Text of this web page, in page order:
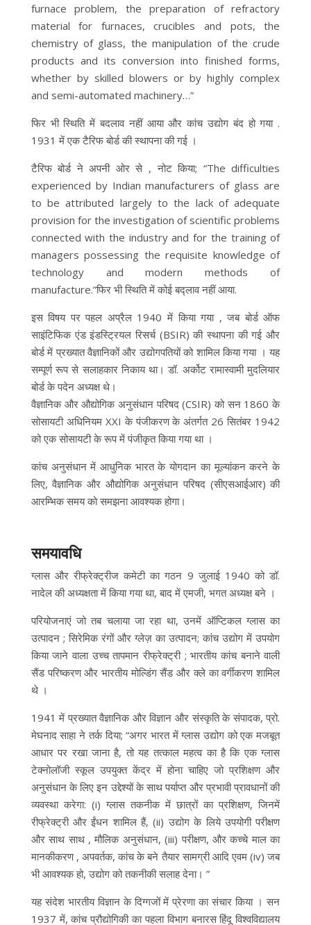
furnace problem, the preparation of refractory
material for furnaces, crucibles and pots, the
chemistry of glass, the manipulation of the crude
products and its conversion into finished forms,
whether by skilled blowers or by highly complex
and semi-automated machinery…”
फिर भी स्थिति में बदलाव नहीं आया और कांच उद्योग बंद हो गया .
1931 में एक टैरिफ बोर्ड की स्थापना की गई ।
टैरिफ बोर्ड ने अपनी ओर से , नोट किया; “The difficulties
experienced by Indian manufacturers of glass are
to be attributed largely to the lack of adequate
provision for the investigation of scientific problems
connected with the industry and for the training of
managers possessing the requisite knowledge of
technology and modern methods of
manufacture.”फिर भी स्थिति में कोई बद्लाव नहीं आया.
इस विषय पर पहल अप्रैल 1940 में किया गया , जब बोर्ड ऑफ
साइंटिफिक एंड इंडस्ट्रियल रिसर्च (BSIR) की स्थापना की गई और
बोर्ड में प्रख्यात वैज्ञानिकों और उद्योगपतियों को शामिल किया गया । यह
सम्पूर्ण रूप से सलाहकार निकाय था। डॉ. अर्कोट रामास्वामी मुदलियार
बोर्ड के पदेन अध्यक्ष थे।
वैज्ञानिक और औद्योगिक अनुसंधान परिषद (CSIR) को सन 1860 के
सोसायटी अधिनियम XXI के पंजीकरण के अंतर्गत 26 सितंबर 1942
को एक सोसायटी के रूप में पंजीकृत किया गया था ।
कांच अनुसंधान में आधुनिक भारत के योगदान का मूल्यांकन करने के
लिए, वैज्ञानिक और औद्योगिक अनुसंधान परिषद (सीएसआईआर) की
आरम्भिक समय को समझना आवश्यक होगा।
समयावधि
ग्लास और रीफ्रेक्ट्रीज कमेटी का गठन 9 जुलाई 1940 को डॉ.
नादेल की अध्यक्षता में किया गया था, बाद में एमजी, भगत अध्यक्ष बने ।
परियोजनाएं जो तब चलाया जा रहा था, उनमें ऑप्टिकल ग्लास का
उत्पादन ; सिरेमिक रंगों और ग्लेज़ का उत्पादन; कांच उद्योग में उपयोग
किया जाने वाला उच्च तापमान रीफ्रेक्ट्री ; भारतीय कांच बनाने वाली
सैंड परिष्करण और भारतीय मोल्डिंग सैंड और क्ले का वर्गीकरण शामिल
थे ।
1941 में प्रख्यात वैज्ञानिक और विज्ञान और संस्कृति के संपादक, प्रो.
मेघनाद साहा ने तर्क दिया; “अगर भारत में ग्लास उद्योग को एक मजबूत
आधार पर रखा जाना है, तो यह तत्काल महत्व का है कि एक ग्लास
टेक्नोलॉजी स्कूल उपयुक्त केंद्र में होना चाहिए जो प्रशिक्षण और
अनुसंधान के लिए इन उद्देश्यों के साथ पर्याप्त और प्रभावी प्रावधानों की
व्यवस्था करेगा: (i) ग्लास तकनीक में छात्रों का प्रशिक्षण, जिनमें
रीफ्रेक्ट्री और ईंधन शामिल हैं, (ii) उद्योग के लिये उपयोगी परीक्षण
और साथ साथ , मौलिक अनुसंधान, (iii) परीक्षण, और कच्चे माल का
मानकीकरण , अपवर्तक, कांच के बने तैयार सामग्री आदि एवम (iv) जब
भी आवश्यक हो, उद्योग को तकनीकी सलाह देना। ”
यह संदेश भारतीय विज्ञान के दिग्गजों में प्रेरणा का संचार किया । सन
1937 में, कांच प्रौद्योगिकी का पहला विभाग बनारस हिंदू विश्वविद्यालय